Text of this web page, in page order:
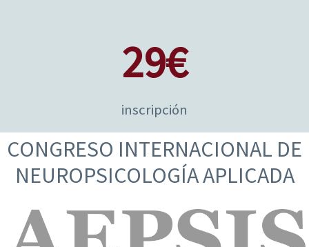
29€
inscripción
CONGRESO INTERNACIONAL DE
NEUROPSICOLOGÍA APLICADA